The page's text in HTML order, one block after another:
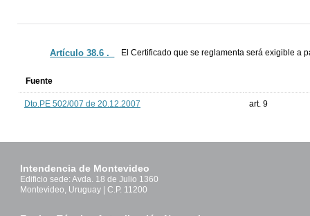
Artículo 38.6 ._ El Certificado que se reglamenta será exigible a
Fuente
Dto.PE 502/007 de 20.12.2007 art. 9
Intendencia de Montevideo
Edificio sede: Avda. 18 de Julio 1360
Montevideo, Uruguay | C.P. 11200